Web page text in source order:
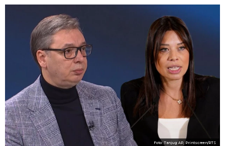
Foto: Tanjug AP, Printscreen/RTS